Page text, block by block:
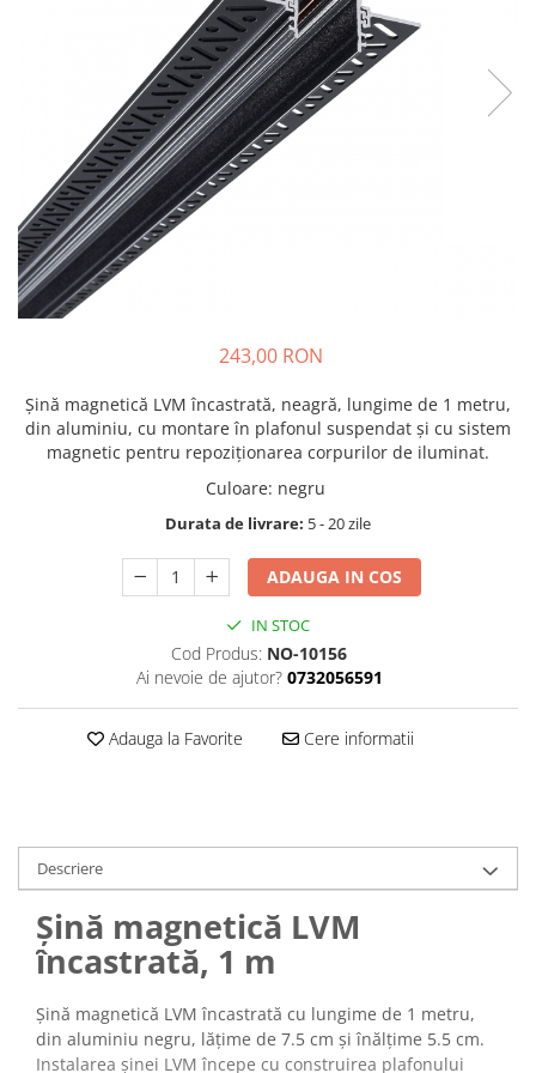
243,00 RON
Șină magnetică LVM încastrată, neagră, lungime de 1 metru,
din aluminiu, cu montare în plafonul suspendat și cu sistem
magnetic pentru repoziționarea corpurilor de iluminat.
Culoare: negru
Durata de livrare: 5 - 20 zile
ADAUGA IN COS
IN STOC
Cod Produs: NO-10156
Ai nevoie de ajutor? 0732056591
Adauga la Favorite Cere informatii
Descriere
Șină magnetică LVM
încastrată, 1 m
Șină magnetică LVM încastrată cu lungime de 1 metru,
din aluminiu negru, lățime de 7.5 cm și înălțime 5.5 cm.
Instalarea șinei LVM începe cu construirea plafonului